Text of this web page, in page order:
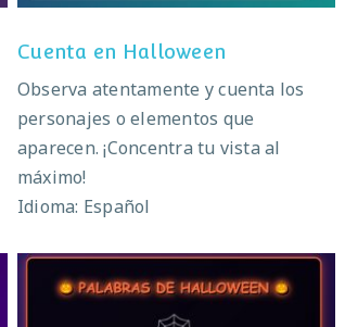
Cuenta en Halloween
Observa atentamente y cuenta los
personajes o elementos que
aparecen. ¡Concentra tu vista al
máximo!
Idioma: Español